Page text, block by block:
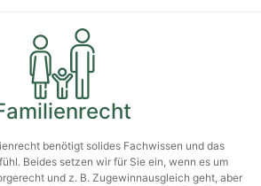
benötigt solides Fachwissen und das
Beides setzen wir für Sie ein, wenn es um
und z. B. Zugewinn­ausgleich geht, aber